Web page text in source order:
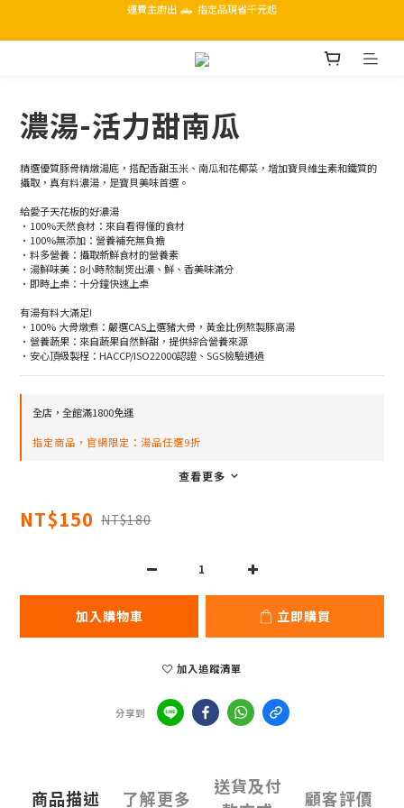
運費主廚出 🛻  指定品現省千元起
人氣組合 任2件現折$188 🛒 再免運
🎈最高滿額送 小超人披薩+3隻博士雞翅+愛子限量御守
濃湯-活力甜南瓜
精選優質豚骨精燉湯底，搭配香甜玉米、南瓜和花椰菜，增加寶貝維生素和鐵質的
攝取，真有料濃湯，是寶貝美味首選。
給愛子天花板的好濃湯
•100%天然食材：來自看得懂的食材
•100%無添加：營養補充無負擔
•料多營養：攝取新鮮食材的營養素
•湯鮮味美：8小時熬制煲出濃、鮮、香美味滿分
•即時上桌：十分鐘快速上桌
有湯有料大滿足!
•100% 大骨燉煮：嚴選CAS上選豬大骨，黃金比例熬製豚高湯
•營養蔬果：來自蔬果自然鮮甜，提供綜合營養來源
•安心頂級製程：HACCP/ISO22000認證、SGS檢驗通過
全店，全館滿1800免運
指定商品，官網限定：湯品任選9折
查看更多
NT$150 NT$180
加入購物車 立即購買
加入追蹤清單
分享到
商品描述 了解更多
送貨及付
顧客評價